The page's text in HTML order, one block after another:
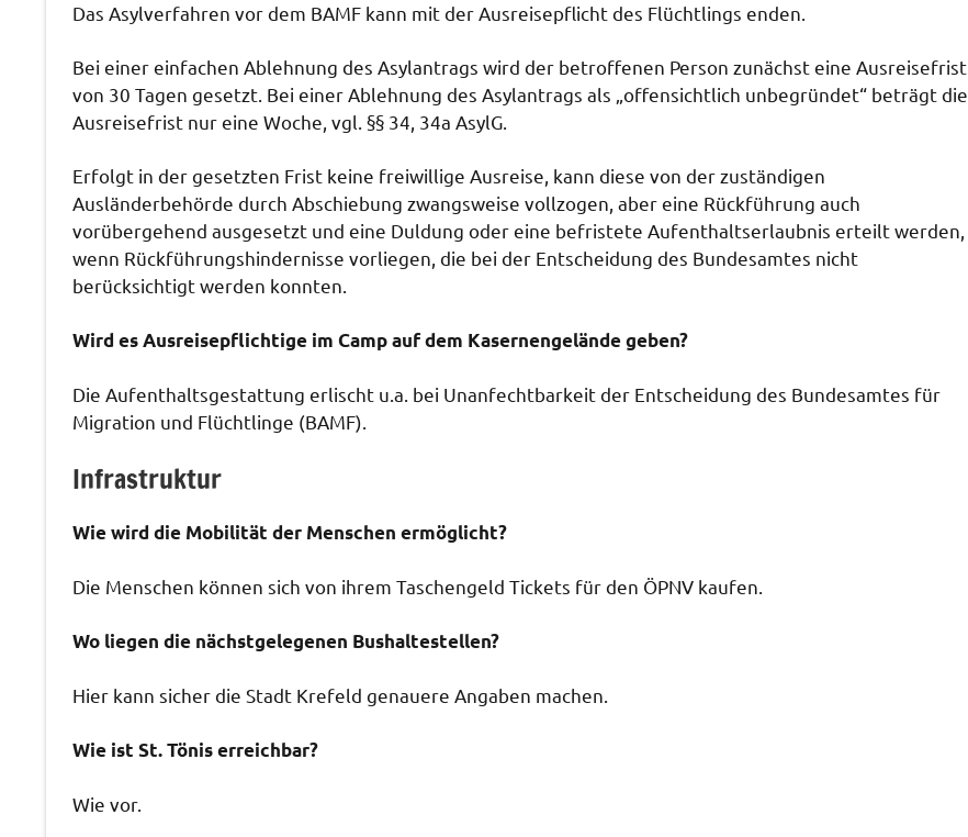
Das Asylverfahren vor dem BAMF kann mit der Ausreisepflicht des Flüchtlings enden.
Bei einer einfachen Ablehnung des Asylantrags wird der betroffenen Person zunächst eine Ausreisefrist
von 30 Tagen gesetzt. Bei einer Ablehnung des Asylantrags als „offensichtlich unbegründet“ beträgt die
Ausreisefrist nur eine Woche, vgl. §§ 34, 34a AsylG.
Erfolgt in der gesetzten Frist keine freiwillige Ausreise, kann diese von der zuständigen
Ausländerbehörde durch Abschiebung zwangsweise vollzogen, aber eine Rückführung auch
vorübergehend ausgesetzt und eine Duldung oder eine befristete Aufenthaltserlaubnis erteilt werden,
wenn Rückführungshindernisse vorliegen, die bei der Entscheidung des Bundesamtes nicht
berücksichtigt werden konnten.
Wird es Ausreisepflichtige im Camp auf dem Kasernengelände geben?
Die Aufenthaltsgestattung erlischt u.a. bei Unanfechtbarkeit der Entscheidung des Bundesamtes für
Migration und Flüchtlinge (BAMF).
Infrastruktur
Wie wird die Mobilität der Menschen ermöglicht?
Die Menschen können sich von ihrem Taschengeld Tickets für den ÖPNV kaufen.
Wo liegen die nächstgelegenen Bushaltestellen?
Hier kann sicher die Stadt Krefeld genauere Angaben machen.
Wie ist St. Tönis erreichbar?
Wie vor.